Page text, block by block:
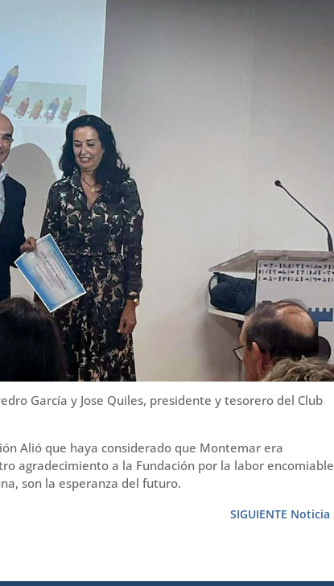
García y Jose Quiles, presidente y tesorero del Club
Alió que haya considerado que Montemar era
agradecimiento a la Fundación por la labor encomiable
son la esperanza del futuro.
SIGUIENTE Noticia